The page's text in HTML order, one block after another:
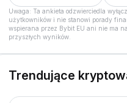
Uwaga: Ta ankieta odzwierciedla
użytkowników i nie stanowi porady
wspierana przez Bybit EU ani nie ma
przyszłych wyników.
Trendujące